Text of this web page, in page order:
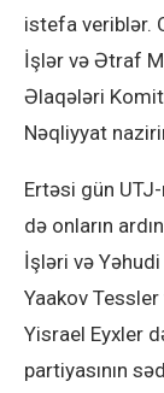
istefa veriblər.
İşlər və Ətraf
Əlaqələri
Nəqliyyat
Ertəsi gün
də onların
İşləri və
Yaakov
Yisrael Eyxler
partiyasının